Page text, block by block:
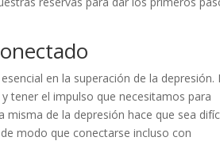
en la superación de la depresión.
tener el impulso que necesitamos para
de la depresión hace que sea
modo que conectarse incluso con